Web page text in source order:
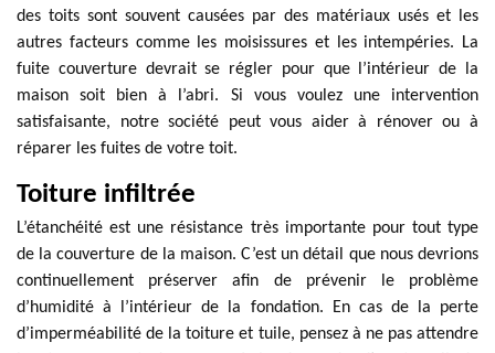
des toits sont souvent causées par des matériaux usés et les
autres facteurs comme les moisissures et les intempéries. La
fuite couverture devrait se régler pour que l’intérieur de la
maison soit bien à l’abri. Si vous voulez une intervention
satisfaisante, notre société peut vous aider à rénover ou à
réparer les fuites de votre toit.
Toiture infiltrée
L’étanchéité est une résistance très importante pour tout type
de la couverture de la maison. C’est un détail que nous devrions
continuellement préserver afin de prévenir le problème
d’humidité à l’intérieur de la fondation. En cas de la perte
d’imperméabilité de la toiture et tuile, pensez à ne pas attendre